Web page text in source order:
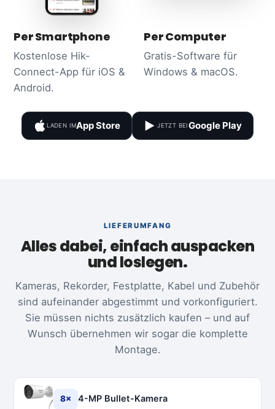
Per Smartphone
Kostenlose Hik-
Connect-App für iOS &
Android.
Per Computer
Gratis-Software für
Windows & macOS.
LADEN IMApp Store JETZT BEIGoogle Play
LIEFERUMFANG
Alles dabei, einfach auspacken
und loslegen.
Kameras, Rekorder, Festplatte, Kabel und Zubehör
sind aufeinander abgestimmt und vorkonfiguriert.
Sie müssen nichts zusätzlich kaufen – und auf
Wunsch übernehmen wir sogar die komplette
Montage.
8× 4-MP Bullet-Kamera